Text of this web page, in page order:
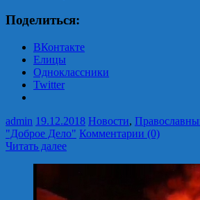
Поделиться:
ВКонтакте
Елицы
Одноклассники
Twitter
admin 19.12.2018 Новости,
"Доброе Дело" Комментарии (0)
Читать далее